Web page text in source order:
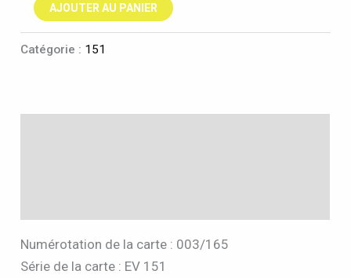
AJOUTER AU PANIER
Catégorie : 151
Numérotation de la carte : 003/165
Série de la carte : EV 151